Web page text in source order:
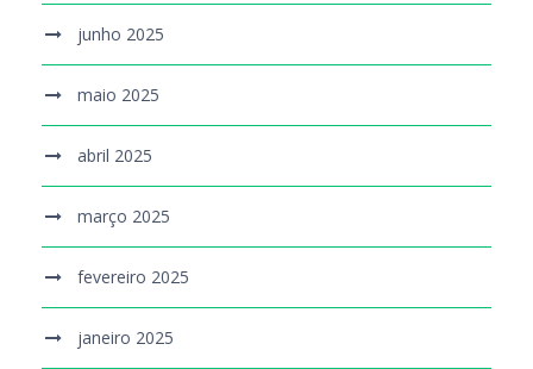
junho 2025
maio 2025
abril 2025
março 2025
fevereiro 2025
janeiro 2025